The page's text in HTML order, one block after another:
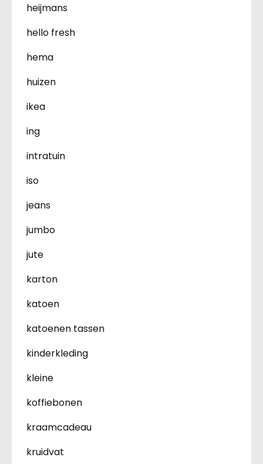
heijmans
hello fresh
hema
huizen
ikea
ing
intratuin
iso
jeans
jumbo
jute
karton
katoen
katoenen tassen
kinderkleding
kleine
koffiebonen
kraamcadeau
kruidvat